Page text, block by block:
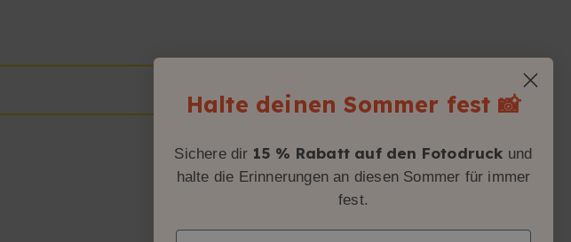
Halte deinen Sommer fest 📸
Sichere dir 15 % Rabatt auf den Fotodruck und
halte die Erinnerungen an diesen Sommer für immer
fest.
Email